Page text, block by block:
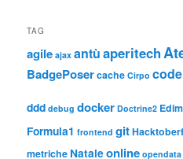
TAG
agile ajax antùaperitech
BadgePosercache Cirpo
ddd debug docker Doctrine2
Formula1 frontend git
metriche Nataleonline opendata